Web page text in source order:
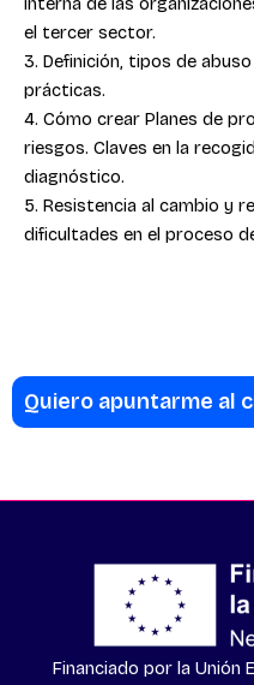
el tercer sector.
3. Definición, tipos de
prácticas.
4. Cómo crear Planes de
riesgos. Claves en la
diagnóstico.
5. Resistencia al cambio y
dificultades en el proceso
Quiero apuntarme al
Financiado por la Unión